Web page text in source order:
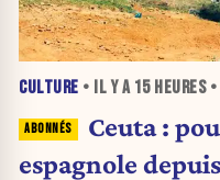
CULTURE • IL Y A 15 HEURES•
Ceuta :
espagnole